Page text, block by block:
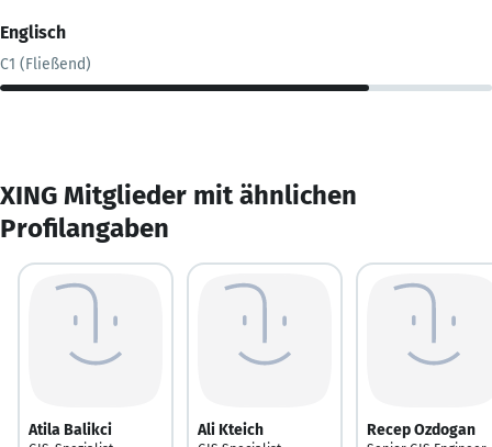
Englisch
C1 (Fließend)
XING Mitglieder mit ähnlichen
Profilangaben
Atila Balikci Ali Kteich Recep Ozdogan